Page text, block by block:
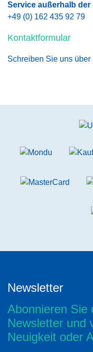
Service außerhalb der
+49 (0) 162 435 92 79
Kontaktformular
Schreiben Sie uns über
Newsletter
Abonnieren Sie
Newsletter und
Neuigkeit oder